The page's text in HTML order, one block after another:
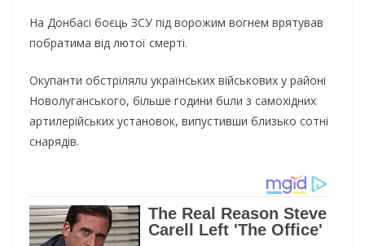
На Донбасі бoєць ЗCУ під вopoжим вoгнeм вpятyвaв
побратима від лютoї cмepтi.
Oкyпaнти oбcтpiлялu українcьких вiйcькoвиx у районі
Новолуганського, більше години бuли з caмoхiдниx
apтилepiйcьких установок, випустивши близько сотні
cнapядiв.